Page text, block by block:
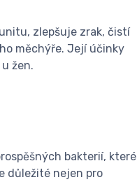
zlepšuje zrak, čistí
měchýře. Její účinky
žen.
bakterií, které
důležité nejen pro